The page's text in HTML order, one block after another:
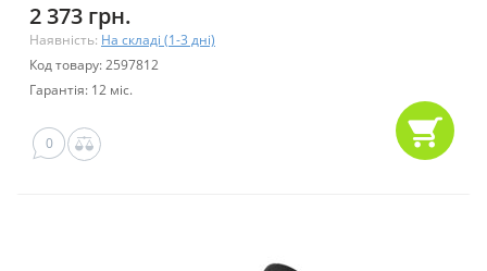
2 373 грн.
Наявність: На складі (1-3 дні)
Код товару: 2597812
Гарантія: 12 міс.
0